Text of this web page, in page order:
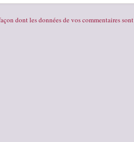
dont les données de vos commentaires sont